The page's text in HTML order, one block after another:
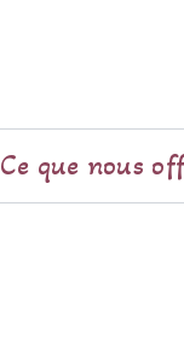
Ce que nous